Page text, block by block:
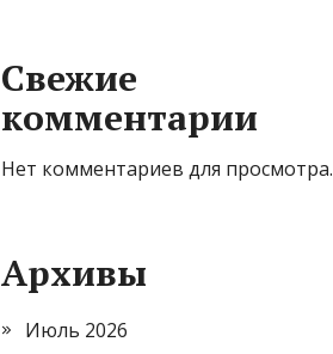
Свежие
комментарии
Нет комментариев для просмотра.
Архивы
Июль 2026